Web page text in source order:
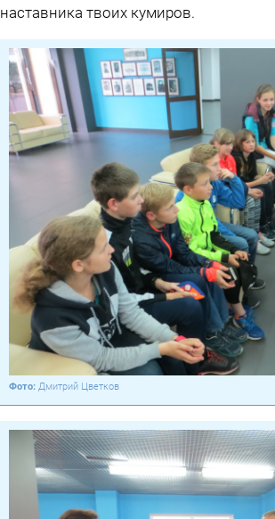
наставника твоих кумиров.
Дмитрий Цветков